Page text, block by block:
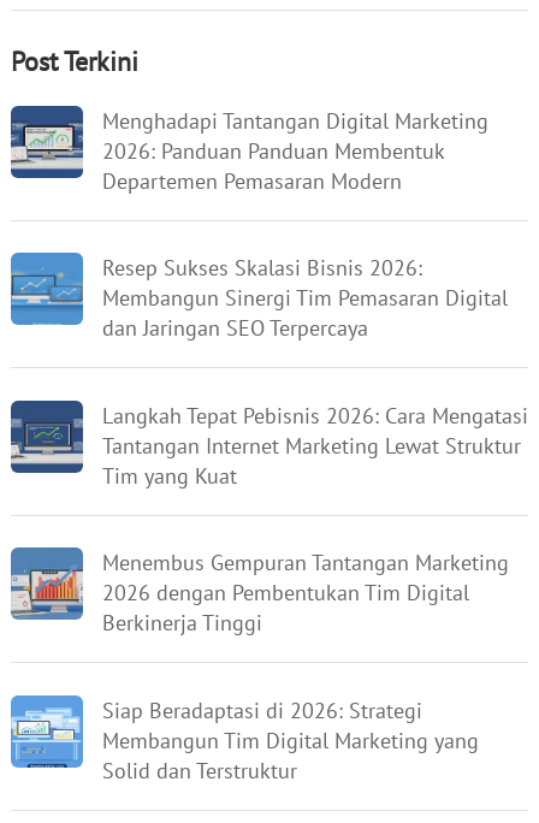
Post Terkini
Menghadapi Tantangan Digital Marketing
2026: Panduan Panduan Membentuk
Departemen Pemasaran Modern
Resep Sukses Skalasi Bisnis 2026:
Membangun Sinergi Tim Pemasaran Digital
dan Jaringan SEO Terpercaya
Langkah Tepat Pebisnis 2026: Cara Mengatasi
Tantangan Internet Marketing Lewat Struktur
Tim yang Kuat
Menembus Gempuran Tantangan Marketing
2026 dengan Pembentukan Tim Digital
Berkinerja Tinggi
Siap Beradaptasi di 2026: Strategi
Membangun Tim Digital Marketing yang
Solid dan Terstruktur